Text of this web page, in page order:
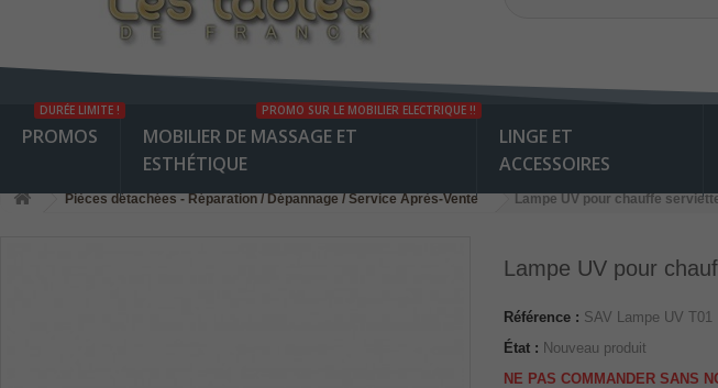
PROMOS
DURÉE LIMITE !
MOBILIER DE MASSAGE ET
ESTHÉTIQUE
PROMO SUR LE MOBILIER ELECTRIQUE !!
LINGE ET
ACCESSOIRES
Pièces détachées - Réparation / Dépannage / Service Après-Vente Lampe UV pour chauffe
Lampe UV pour
Référence : SAV Lampe UV T01
État : Nouveau produit
NE PAS COMMANDER SANS